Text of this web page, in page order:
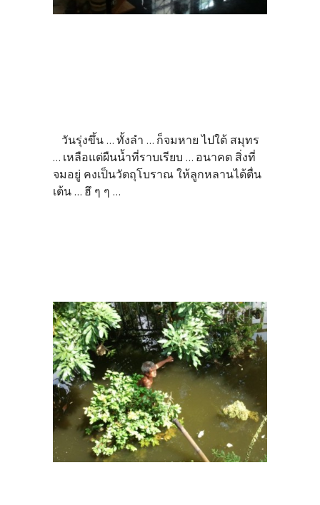
วันรุ่งขึ้น ... ทั้งลำ ... ก็จมหาย ไปใต้ สมุทร
... เหลือแต่ผืนน้ำที่ราบเรียบ ... อนาคต สิ่งที่
จมอยู่ คงเป็นวัตถุโบราณ ให้ลูกหลานได้ตื่น
เต้น ... ฮึ ๆ ๆ ...